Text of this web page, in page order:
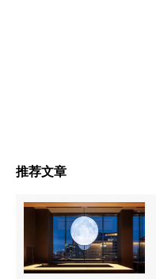
推荐文章